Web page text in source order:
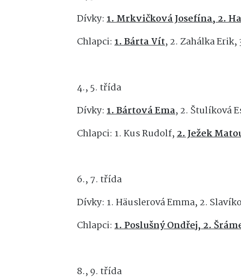
Dívky: 1. Mrkvičková Josefína, 2.
Chlapci: 1. Bárta Vít, 2. Zahálka
4., 5. třída
Dívky: 1. Bártová Ema, 2. Štulíková
Chlapci: 1. Kus Rudolf,2. Ježek
6., 7. třída
Dívky: 1. Häuslerová Emma, 2.
Chlapci: 1. Poslušný Ondřej, 2.
8., 9. třída